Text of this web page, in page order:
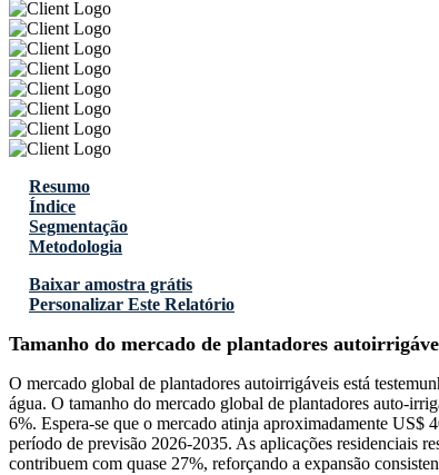
Resumo
Índice
Segmentação
Metodologia
Baixar amostra grátis
Personalizar Este Relatório
Tamanho do mercado de plantadores
O mercado global de plantadores autoirrigáveis ​​está
água. O tamanho do mercado global de plantadores auto-
6%. Espera-se que o mercado atinja aproximadamente
período de previsão 2026-2035. As aplicações residenciais
contribuem com quase 27%, reforçando a expansão